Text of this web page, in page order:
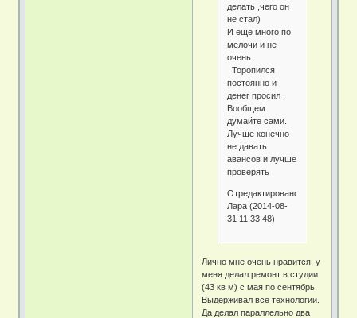
делать ,чего он
не стал)
И еще много по
мелочи и не
очень
Торопился
постоянно и
денег просил .
Вообщем
думайте сами.
Лучше конечно
не давать
авансов и лучше
проверять
Отредактировано
Лара (2014-08-
31 11:33:48)
Лично мне очень нравится, у
меня делал ремонт в студии
(43 кв м) с мая по сентябрь.
Выдерживал все технологии.
Да делал параллельно два